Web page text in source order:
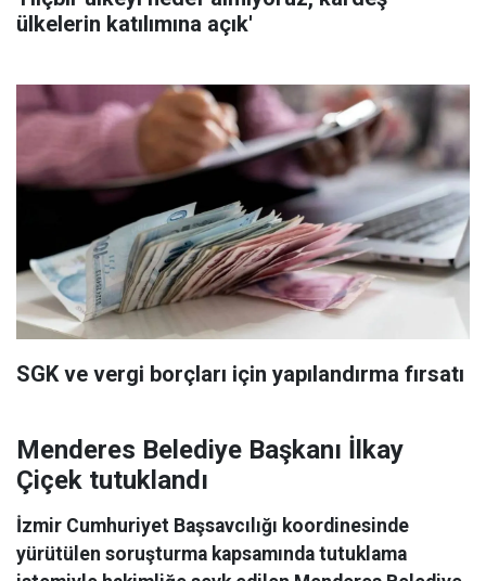
ülkelerin katılımına açık'
SGK ve vergi borçları için yapılandırma fırsatı
Menderes Belediye Başkanı İlkay
Çiçek tutuklandı
İzmir Cumhuriyet Başsavcılığı koordinesinde
yürütülen soruşturma kapsamında tutuklama